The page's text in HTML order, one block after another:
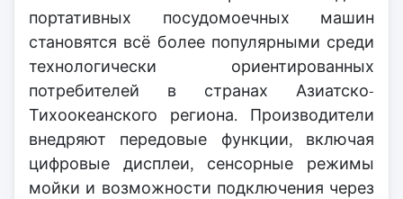
портативных посудомоечных машин
становятся всё более популярными среди
технологически ориентированных
потребителей в странах Азиатско-
Тихоокеанского региона. Производители
внедряют передовые функции, включая
цифровые дисплеи, сенсорные режимы
мойки и возможности подключения через